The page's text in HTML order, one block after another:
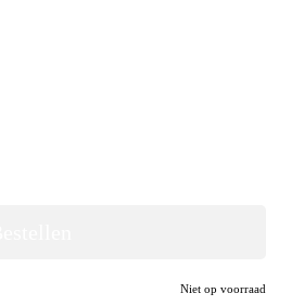
Niet op voorraad